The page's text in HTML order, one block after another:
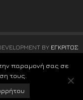
BY ΕΓΚΡΙΤΟΣ
παραμονή σας σε
τους.